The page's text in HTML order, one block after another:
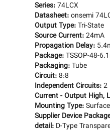
Series:74LCX
Datasheet:onsemi
Output Type:Tri-State
Source Current:24mA
Propagation Delay:
Package:TSSOP-48-
Packaging:Tube
Circuit:8:8
Independent Circuits:2
Current - Output High,
Mounting Type:
Supplier Device
detail: D-Type